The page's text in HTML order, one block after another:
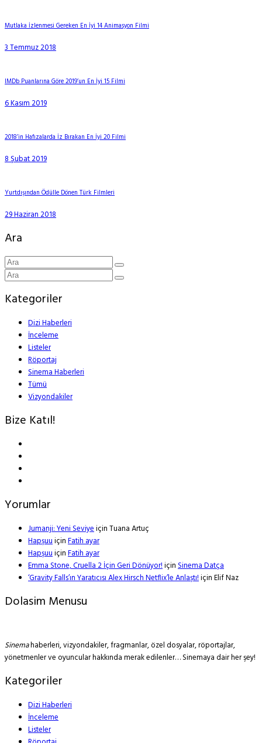
Mutlaka İzlenmesi Gereken En İyi 14 Animasyon Filmi
3 Temmuz 2018
IMDb Puanlarına Göre 2019’un En İyi 15 Filmi
6 Kasım 2019
2018’in Hafızalarda İz Bırakan En İyi 20 Filmi
8 Şubat 2019
Yurtdışından Ödülle Dönen Türk Filmleri
29 Haziran 2018
Ara
Kategoriler
Dizi Haberleri
İnceleme
Listeler
Röportaj
Sinema Haberleri
Tümü
Vizyondakiler
Bize Katıl!
Yorumlar
Jumanji: Yeni SeviyeiçinTuana Artuç
HapşuuiçinFatih ayar
HapşuuiçinFatih ayar
Emma Stone, Cruella 2 İçin Geri Dönüyor!içinSinema Datça
‘Gravity Falls’ın Yaratıcısı Alex Hirsch Netflix’le Anlaştı!içinElif Naz
Dolasim Menusu
Sinemahaberleri, vizyondakiler, fragmanlar, özel dosyalar, röportajlar,
yönetmenler ve oyuncular hakkında merak edilenler… Sinemaya dair her şey!
Kategoriler
Dizi Haberleri
İnceleme
Listeler